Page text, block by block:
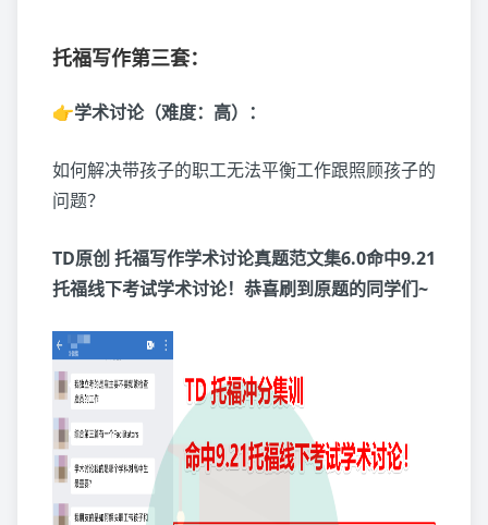
托福写作第三套：
👉学术讨论（难度：高）：
如何解决带孩子的职工无法平衡工作跟照顾孩子的
问题？
TD原创 托福写作学术讨论真题范文集6.0命中9.21
托福线下考试学术讨论！恭喜刷到原题的同学们~